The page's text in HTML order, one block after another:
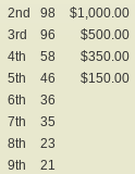
2nd
98 $1,000.00
3rd
96 $500.00
4th
58 $350.00
5th
46 $150.00
6th
36
7th
35
8th
23
9th
21